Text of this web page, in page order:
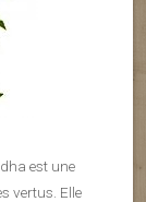
est une
vertus. Elle